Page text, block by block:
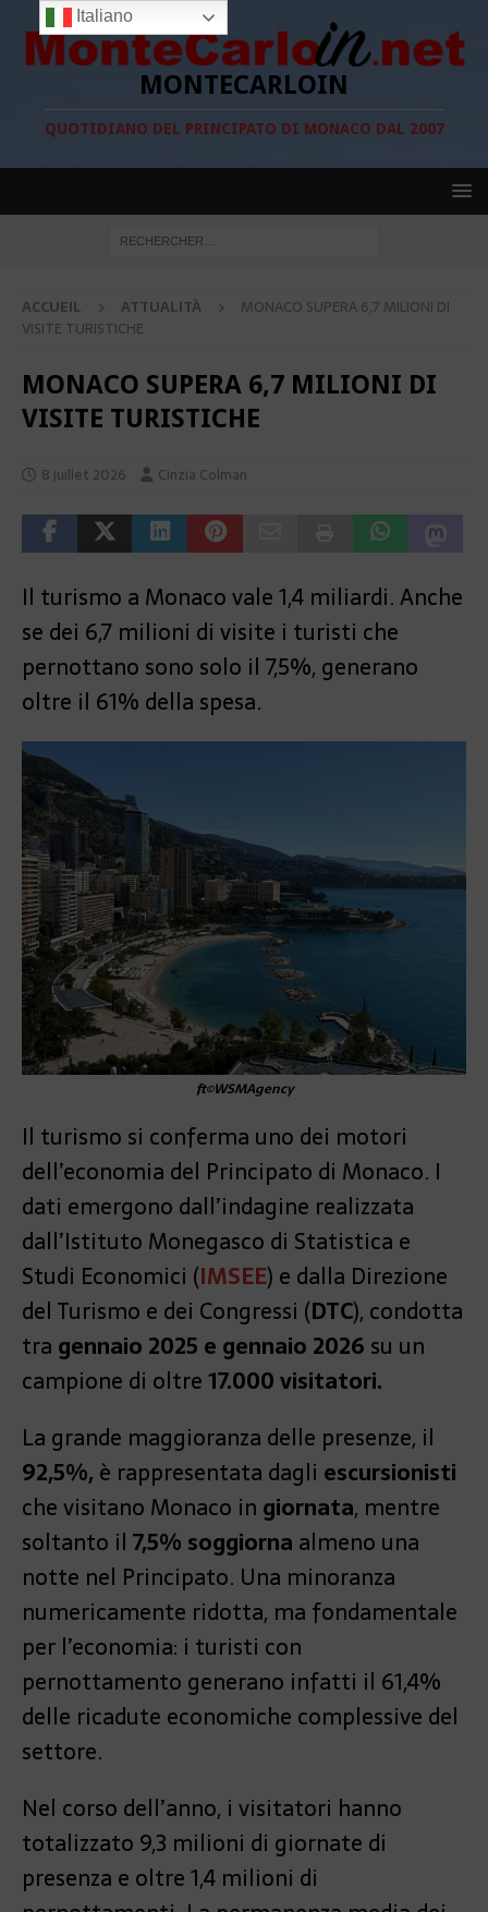
MONTECARLOIN
QUOTIDIANO DEL PRINCIPATO DI MONACO DAL 2007
ACCUEIL ATTUALITÀ
MONACO SUPERA 6,7 MILIONI DI
VISITE TURISTICHE
MONACO SUPERA 6,7 MILIONI DI
VISITE TURISTICHE
8 juillet 2026 Cinzia Colman
Il turismo a Monaco vale 1,4 miliardi. Anche
se dei 6,7 milioni di visite i turisti che
pernottano sono solo il 7,5%, generano
oltre il 61% della spesa.
ft©WSMAgency
Il turismo si conferma uno dei motori
dell’economia del Principato di Monaco. I
dati emergono dall’indagine realizzata
dall’Istituto Monegasco di Statistica e
Studi Economici (IMSEE) e dalla Direzione
del Turismo e dei Congressi (DTC), condotta
tra gennaio 2025 e gennaio 2026 su un
campione di oltre17.000 visitatori.
La grande maggioranza delle presenze, il
92,5%,è rappresentata dagli escursionisti
che visitano Monaco in giornata, mentre
soltanto il 7,5% soggiorna almeno una
notte nel Principato. Una minoranza
numericamente ridotta, ma fondamentale
per l’economia: i turisti con
pernottamento generano infatti il 61,4%
delle ricadute economiche complessive del
settore.
Nel corso dell’anno, i visitatori hanno
totalizzato 9,3 milioni di giornate di
presenza e oltre 1,4 milioni di
Italiano